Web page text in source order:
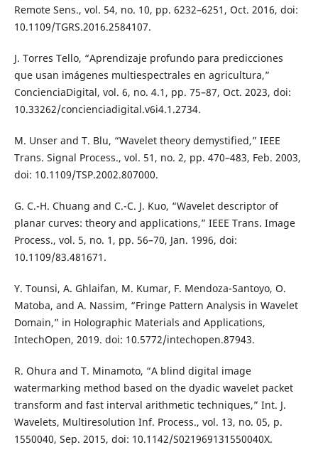
Remote Sens., vol. 54, no. 10, pp. 6232–6251, Oct. 2016, doi:
10.1109/TGRS.2016.2584107.
J. Torres Tello, “Aprendizaje profundo para predicciones
que usan imágenes multiespectrales en agricultura,”
ConcienciaDigital, vol. 6, no. 4.1, pp. 75–87, Oct. 2023, doi:
10.33262/concienciadigital.v6i4.1.2734.
M. Unser and T. Blu, “Wavelet theory demystified,” IEEE
Trans. Signal Process., vol. 51, no. 2, pp. 470–483, Feb. 2003,
doi: 10.1109/TSP.2002.807000.
G. C.-H. Chuang and C.-C. J. Kuo, “Wavelet descriptor of
planar curves: theory and applications,” IEEE Trans. Image
Process., vol. 5, no. 1, pp. 56–70, Jan. 1996, doi:
10.1109/83.481671.
Y. Tounsi, A. Ghlaifan, M. Kumar, F. Mendoza-Santoyo, O.
Matoba, and A. Nassim, “Fringe Pattern Analysis in Wavelet
Domain,” in Holographic Materials and Applications,
IntechOpen, 2019. doi: 10.5772/intechopen.87943.
R. Ohura and T. Minamoto, “A blind digital image
watermarking method based on the dyadic wavelet packet
transform and fast interval arithmetic techniques,” Int. J.
Wavelets, Multiresolution Inf. Process., vol. 13, no. 05, p.
1550040, Sep. 2015, doi: 10.1142/S021969131550040X.